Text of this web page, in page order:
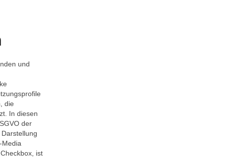
und
die
In diesen
der
Media
ist